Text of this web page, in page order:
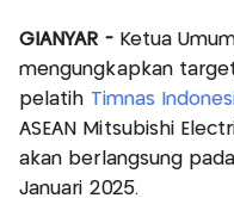
GIANYAR - Ketua
mengungkapkan
pelatih Timnas
ASEAN Mitsubishi
akan berlangsung
Januari 2025.